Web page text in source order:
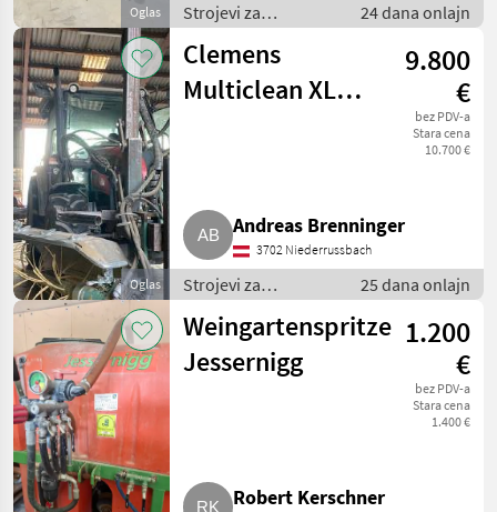
Oglas
Strojevi za
vinogradarstvo /
Ostali strojevi za
vinogradarstvo
24 dana onlajn
Oglas
Clemens
Multiclean XL
9.800
€
bez PDV-a
Stara cena
10.700 €
Andreas Brenninger
3702 Niederrussbach
Strojevi za
vinogradarstvo /
Ostali strojevi za
vinogradarstvo
25 dana onlajn
Weingartenspritze
Jessernigg
1.200
€
bez PDV-a
Stara cena
1.400 €
Robert Kerschner